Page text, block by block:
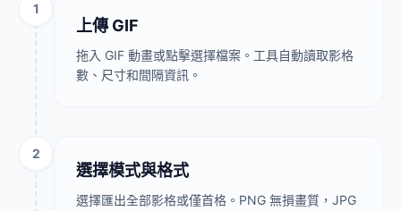
1
上傳 GIF
拖入 GIF 動畫或點擊選擇檔案。工具自動讀取影格
數、尺寸和間隔資訊。
2
選擇模式與格式
選擇匯出全部影格或僅首格。PNG 無損畫質，JPG